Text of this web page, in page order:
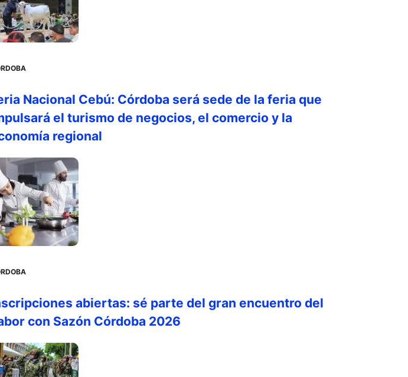
Nacional Cebú: Córdoba será sede de la feria que
el turismo de negocios, el comercio y la
regional
abiertas: sé parte del gran encuentro del
con Sazón Córdoba 2026